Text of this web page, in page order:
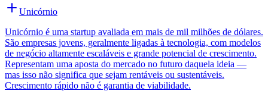
Unicórnio
Unicórnio é uma startup avaliada em mais de mil milhões de dólares.
São empresas jovens, geralmente ligadas à tecnologia, com modelos
de negócio altamente escaláveis e grande potencial de crescimento.
Representam uma aposta do mercado no futuro daquela ideia —
mas isso não significa que sejam rentáveis ou sustentáveis.
Crescimento rápido não é garantia de viabilidade.